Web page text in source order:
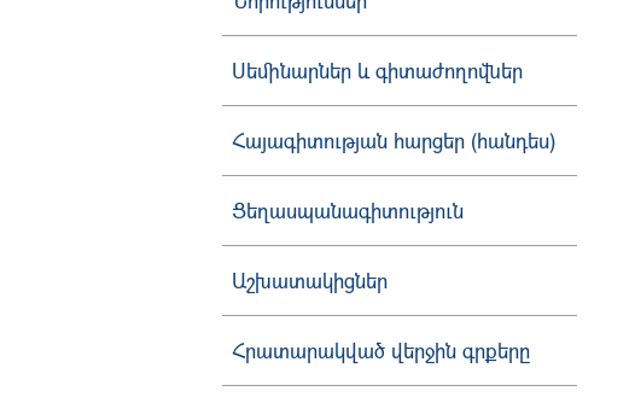
Սեմինարներ և գիտաժողովներ
Հայագիտության հարցեր (հանդես)
Ցեղասպանագիտություն
Աշխատակիցներ
Հրատարակված վերջին գրքերը